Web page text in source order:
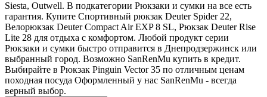
Siesta, Outwell. В подкатегории Рюкзаки и сумки на все есть
гарантия. Купите Спортивный рюкзак Deuter Spider 22,
Велорюкзак Deuter Compact Air EXP 8 SL, Рюкзак Deuter Rise
Lite 28 для отдыха с комфортом. Любой продукт серии
Рюкзаки и сумки быстро отправится в Днепродзержинск или
выбранный город. Возможно SanRenMu купить в кредит.
Выбирайте в Рюкзак Pinguin Vector 35 по отличным ценам
походная посуда Оформленный у нас SanRenMu - всегда
верный выбор.